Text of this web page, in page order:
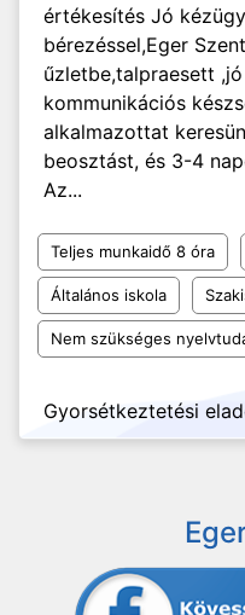
értékesítés Jó
bérezéssel,Eger
űzletbe,talpraesett
kommunikációs
alkalmazottat
beosztást, és 3-4
Az...
Teljes munkaidő 8 óra
Általános iskola
Nem szükséges
Gyorsétkeztetési